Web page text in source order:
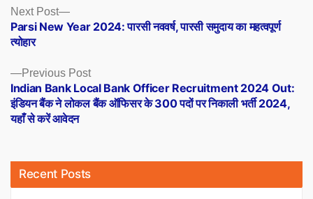
Posts
navigation
Previous PostPrevious
post:
Indian Bank Local Bank Officer Recruitment 2024 Out:
इंडियन बैंक ने लोकल बैंक ऑफिसर के 300 पदों पर निकाली भर्ती 2024,
यहाँ से करें आवेदन
Next Post
Next
post:
Parsi New Year 2024: पारसी नववर्ष, पारसी समुदाय का महत्वपूर्ण
त्योहार
Recent Posts